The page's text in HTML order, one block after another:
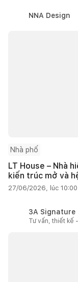
NNA Design
Nhà phố
LT House – Nhà
kiến trúc mở và
27/06/2026, lúc 10:00
3A Signature
Tư vấn, thiết kế